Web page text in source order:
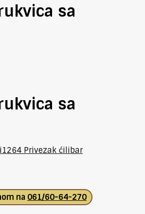
sa
sa
1264 Privezak ćilibar
na 061/60-64-270